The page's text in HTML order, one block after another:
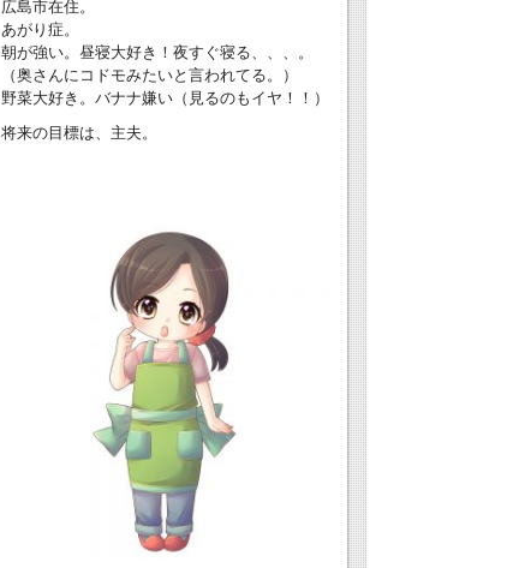
広島市在住。
あがり症。
朝が強い。昼寝大好き！夜すぐ寝る、、、。
（奥さんにコドモみたいと言われてる。）
野菜大好き。バナナ嫌い（見るのもイヤ！！）
将来の目標は、主夫。